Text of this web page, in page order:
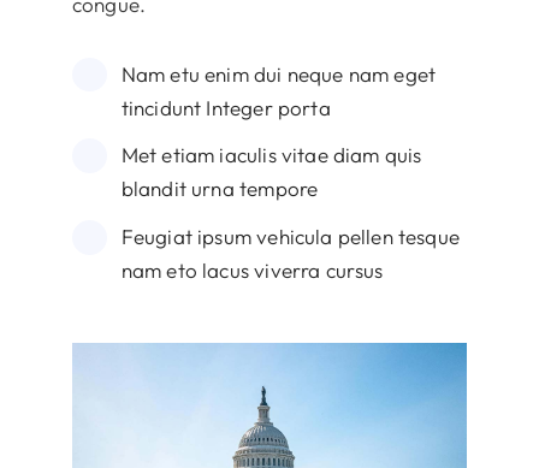
Nam etu enim dui neque nam eget
tincidunt Integer porta
Met etiam iaculis vitae diam quis
blandit urna tempore
Feugiat ipsum vehicula pellen tesque
nam eto lacus viverra cursus